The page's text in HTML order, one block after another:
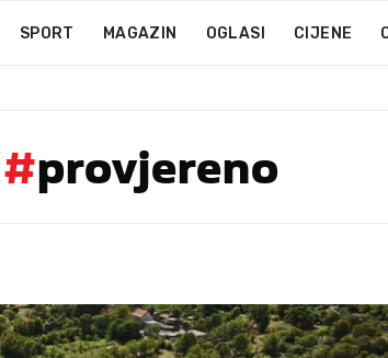
SPORT MAGAZIN OGLASI CIJENE
#provjereno